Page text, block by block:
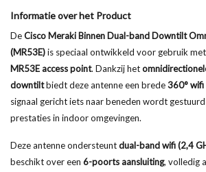
Informatie over het Product
DeCisco Meraki Binnen Dual-band Downtilt
(MR53E)is speciaal ontwikkeld voor gebruik
MR53E access point. Dankzij het
downtiltbiedt deze antenne een brede360° wifi
signaal gericht iets naar beneden wordt
prestaties in indoor omgevingen.
Deze antenne ondersteuntdual-band wifi (2,4
beschikt over een 6-poorts aansluiting, volledig